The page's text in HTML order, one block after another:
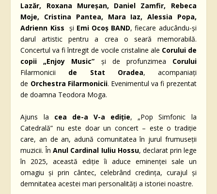
Lazăr, Roxana Mureșan, Daniel Zamfir, Rebeca
Moje, Cristina Pantea, Mara Iaz, Alessia Popa,
Adrienn Kiss și Emi Ocoș BAND, fiecare aducându-și
darul artistic pentru a crea o seară memorabilă.
Concertul va fi întregit de vocile cristaline ale Corului de
copii „Enjoy Music” și de profunzimea Corului
Filarmonicii de Stat Oradea, acompaniați
de Orchestra Filarmonicii. Evenimentul va fi prezentat
de doamna Teodora Moga.
Ajuns la cea de-a V-a ediție, „Pop Simfonic la
Catedrală” nu este doar un concert – este o tradiție
care, an de an, adună comunitatea în jurul frumuseții
muzicii. ÎnAnul Cardinal Iuliu Hossu, declarat prin lege
în 2025, această ediție îi aduce eminenței sale un
omagiu și prin cântec, celebrând credința, curajul și
demnitatea acestei mari personalități a istoriei noastre.